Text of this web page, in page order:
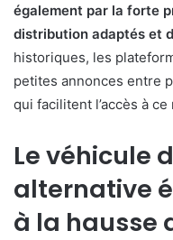
également par la forte
distribution adaptés et
historiques, les
petites annonces entre
qui facilitent l’accès à
Le véhicule
alternative
à la hausse